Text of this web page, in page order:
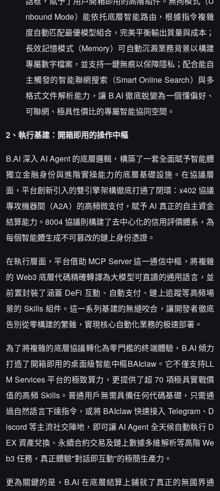
nbound Mode）能依托底層智能路由，根據指令複雜
度自動匹配最優模型組合，完美平衡輸出質量與成本；
長效記憶模式（Memory）可自動沉澱業務背景以構建
專屬數字檔案，並支持一鍵無痕以保障隱私；配合能自
主觸發的智能聯網搜索（Smart Online Search）與多
格式文件解析能力，讓 B.AI 徹底蛻變為一個懂偏好、
可聯網、極具性價比的專屬智能協同空間。
2、執行基建：開箱即用的操作中樞
B.AI 深入 AI Agent 的底層邏輯，構築了一套全面賦予智能體
獨立金融身份與進階實操能力的底層基礎設施。在協議層
面，平台創新引入的雙引擎架構徹底打通了閉環：x402 協議
專攻機器間（A2A）的高頻微支付，賦予 AI 真正的自主資金
結算能力。8004 協議則構建了去中心化的信用評價體系，為
每個智能體生成不可篡改的鏈上身份憑證。
在執行層面，平台借助 MCP Server 這一通信中樞，將複雜
的 Web3 底層代碼精確轉譯為大模型可直讀的通用語言，並
前置封裝了涵蓋 DeFi 互動、自動支付、鏈上追蹤等高頻場
景的 Skills 組件。這一系列基建的無縫咬合，讓開發者徹底
告別從零構建的繁雜，實現核心自動化業務的极速部署。
為了將複雜的底層協議轉化為零門檻的終端體驗，B.AI 傾力
打造了開箱即用的桌面級智能中樞BAIclaw。它不僅支持LL
M Services 平台的極致算力，更提供了超 70 項極具實戰價
值的高頻 Skills。普通用戶無需具備任何代碼基礎，只需通
過自然語言下達指令，或將 BAIclaw 快速接入 Telegram、D
iscord 等主流社交陣地，即可讓 AI Agent 全天候自動執行 D
EX 資產兌換、永續合約交易及鏈上數據多維解析等高階 We
b3 任務，真正體驗"對話即互動"的極簡生產力。
更為關鍵的是，B.AI 在底層結算上鋪就了真正的無國界通